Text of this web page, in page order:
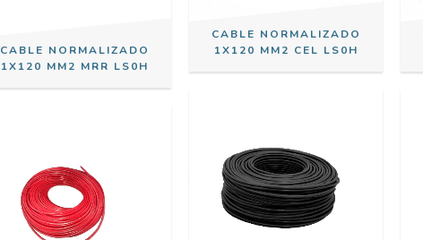
CABLE NORMALIZADO
1X120 MM2 MRR LS0H
CABLE NORMALIZADO
1X120 MM2 CEL LS0H